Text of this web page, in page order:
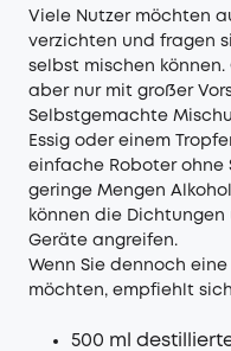
Viele Nutzer möchten
verzichten und fragen
selbst mischen
aber nur mit großer
Selbstgemachte
Essig oder einem
einfache Roboter ohne
geringe Mengen
können die
Geräte angreifen.
Wenn Sie dennoch
möchten, empfiehlt
500 ml